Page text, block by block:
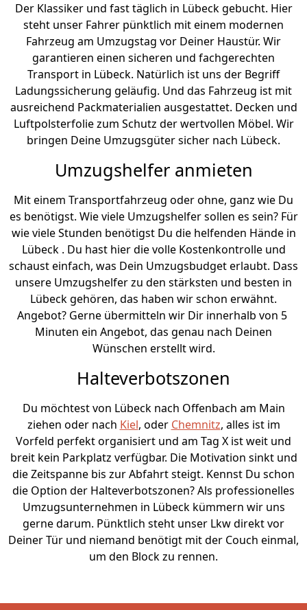
Der Klassiker und fast täglich in Lübeck gebucht. Hier
steht unser Fahrer pünktlich mit einem modernen
Fahrzeug am Umzugstag vor Deiner Haustür. Wir
garantieren einen sicheren und fachgerechten
Transport in Lübeck. Natürlich ist uns der Begriff
Ladungssicherung geläufig. Und das Fahrzeug ist mit
ausreichend Packmaterialien ausgestattet. Decken und
Luftpolsterfolie zum Schutz der wertvollen Möbel. Wir
bringen Deine Umzugsgüter sicher nach Lübeck.
Umzugshelfer anmieten
Mit einem Transportfahrzeug oder ohne, ganz wie Du
es benötigst. Wie viele Umzugshelfer sollen es sein? Für
wie viele Stunden benötigst Du die helfenden Hände in
Lübeck . Du hast hier die volle Kostenkontrolle und
schaust einfach, was Dein Umzugsbudget erlaubt. Dass
unsere Umzugshelfer zu den stärksten und besten in
Lübeck gehören, das haben wir schon erwähnt.
Angebot? Gerne übermitteln wir Dir innerhalb von 5
Minuten ein Angebot, das genau nach Deinen
Wünschen erstellt wird.
Halteverbotszonen
Du möchtest von Lübeck nach Offenbach am Main
ziehen oder nach Kiel, oder Chemnitz, alles ist im
Vorfeld perfekt organisiert und am Tag X ist weit und
breit kein Parkplatz verfügbar. Die Motivation sinkt und
die Zeitspanne bis zur Abfahrt steigt. Kennst Du schon
die Option der Halteverbotszonen? Als professionelles
Umzugsunternehmen in Lübeck kümmern wir uns
gerne darum. Pünktlich steht unser Lkw direkt vor
Deiner Tür und niemand benötigt mit der Couch einmal,
um den Block zu rennen.